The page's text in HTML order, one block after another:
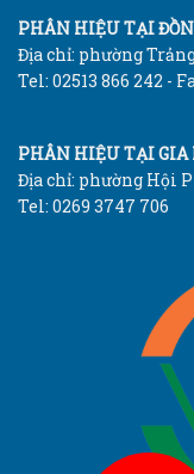
PHÂN HIỆU TẠI
Địa chỉ: phường
Tel: 02513 866 242 -
PHÂN HIỆU TẠI GIA
Địa chỉ: phường Hội
Tel: 0269 3747 706